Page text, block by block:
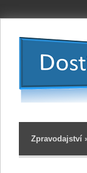
Zpravodajství